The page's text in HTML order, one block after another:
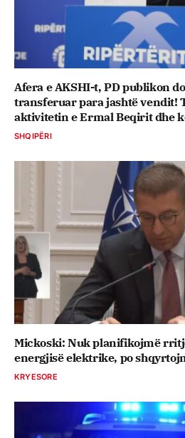
Afera e AKSHI-t, PD publikon
transferuar para jashtë vendit!
aktivitetin e Ermal Beqirit dhe
SHQIPËRI
Mickoski: Nuk planifikojmë
energjisë elektrike, po
KRYESORE